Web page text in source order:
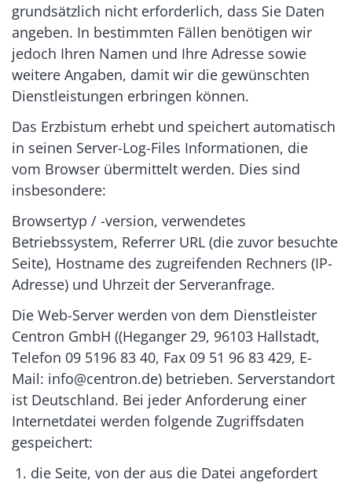
grundsätzlich nicht erforderlich, dass Sie Daten
angeben. In bestimmten Fällen benötigen wir
jedoch Ihren Namen und Ihre Adresse sowie
weitere Angaben, damit wir die gewünschten
Dienstleistungen erbringen können.
Das Erzbistum erhebt und speichert automatisch
in seinen Server-Log-Files Informationen, die
vom Browser übermittelt werden. Dies sind
insbesondere:
Browsertyp / -version, verwendetes
Betriebssystem, Referrer URL (die zuvor besuchte
Seite), Hostname des zugreifenden Rechners (IP-
Adresse) und Uhrzeit der Serveranfrage.
Die Web-Server werden von dem Dienstleister
Centron GmbH ((Heganger 29, 96103 Hallstadt,
Telefon 09 5196 83 40, Fax 09 51 96 83 429, E-
Mail: info@centron.de) betrieben. Serverstandort
ist Deutschland. Bei jeder Anforderung einer
Internetdatei werden folgende Zugriffsdaten
gespeichert:
die Seite, von der aus die Datei angefordert